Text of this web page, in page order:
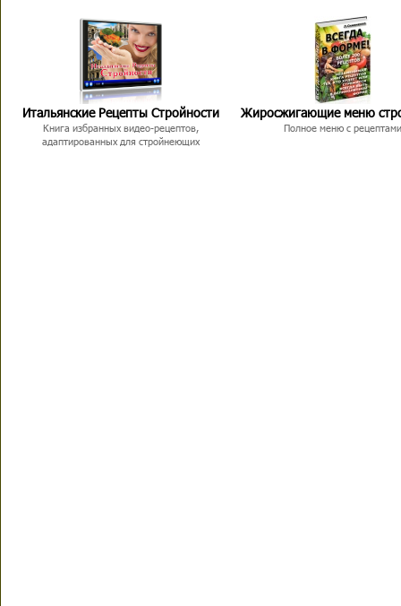
Итальянские Рецепты Стройности
Книга избранных видео-рецептов,
адаптированных для стройнеющих
Жиросжигающие меню
Полное меню с рецептами